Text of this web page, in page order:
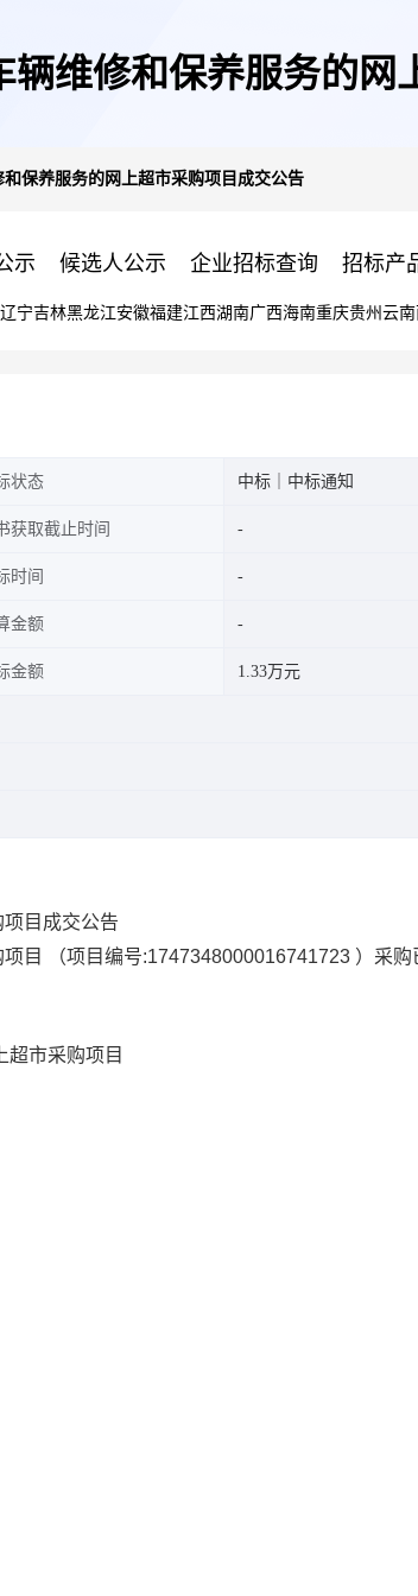
维修和保养服务的网
保养服务的网上超市采购项目成交公告
示 候选人公示 企业招标查询 招标产
辽宁吉林黑龙江安徽福建江西湖南广西海南重庆贵州 云南
状态 中标｜中标通知
获取截止时间
时间
金额
金额 1.33万元
目成交公告
目
（项目编号:1747348000016741723 ）采购
超市采购项目